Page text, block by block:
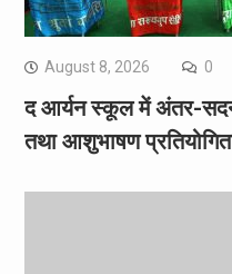
August 8, 2026 0
द आर्यन स्कूल में अंतर-
तथा आशुभाषण